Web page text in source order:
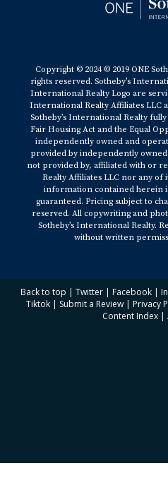
Copyright © 2024 © 2019 ONE
rights reserved. Sotheby’s
International Realty Logo are
International Realty Affiliates LLC
Sotheby’s International Realty
Fair Housing Act and the Equal
independently owned and
provided by independently
not provided by, affiliated with or
Realty Affiliates LLC nor any of
information contained herein
guaranteed. Pricing subject to
reserved. All copywriting and
Sotheby’s International Realty.
without written
Back to top | Twitter | Facebook |
Tiktok | Submit a Review | Privacy
Content Index|